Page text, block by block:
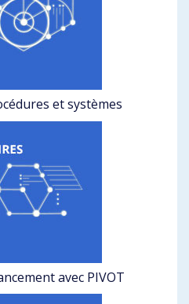
et systèmes
avec PIVOT